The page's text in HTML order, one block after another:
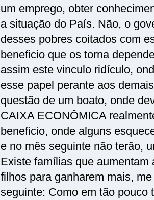
um emprego, obter
a situação do País. Não, o
desses pobres coitados com
beneficio que os torna
assim este vinculo ridículo,
esse papel perante aos
questão de um boato, onde
CAIXA ECONÔMICA
beneficio, onde alguns
e no mês seguinte não terão,
Existe famílias que aumentam
filhos para ganharem mais,
seguinte: Como em tão pouco